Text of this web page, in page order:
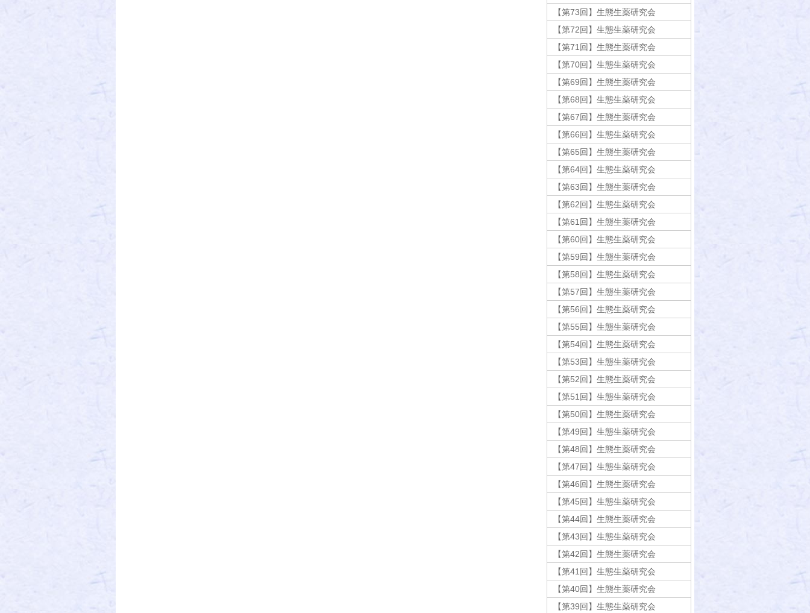
【第73回】生態生薬研究会
【第72回】生態生薬研究会
【第71回】生態生薬研究会
【第70回】生態生薬研究会
【第69回】生態生薬研究会
【第68回】生態生薬研究会
【第67回】生態生薬研究会
【第66回】生態生薬研究会
【第65回】生態生薬研究会
【第64回】生態生薬研究会
【第63回】生態生薬研究会
【第62回】生態生薬研究会
【第61回】生態生薬研究会
【第60回】生態生薬研究会
【第59回】生態生薬研究会
【第58回】生態生薬研究会
【第57回】生態生薬研究会
【第56回】生態生薬研究会
【第55回】生態生薬研究会
【第54回】生態生薬研究会
【第53回】生態生薬研究会
【第52回】生態生薬研究会
【第51回】生態生薬研究会
【第50回】生態生薬研究会
【第49回】生態生薬研究会
【第48回】生態生薬研究会
【第47回】生態生薬研究会
【第46回】生態生薬研究会
【第45回】生態生薬研究会
【第44回】生態生薬研究会
【第43回】生態生薬研究会
【第42回】生態生薬研究会
【第41回】生態生薬研究会
【第40回】生態生薬研究会
【第39回】生態生薬研究会